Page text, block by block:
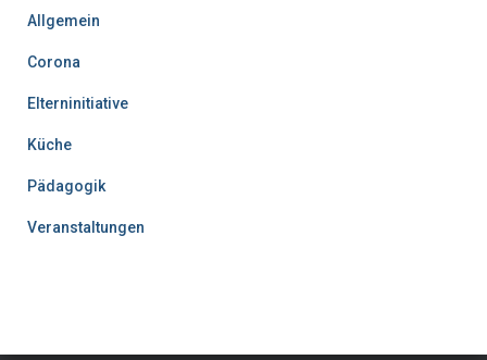
Allgemein
Corona
Elterninitiative
Küche
Pädagogik
Veranstaltungen